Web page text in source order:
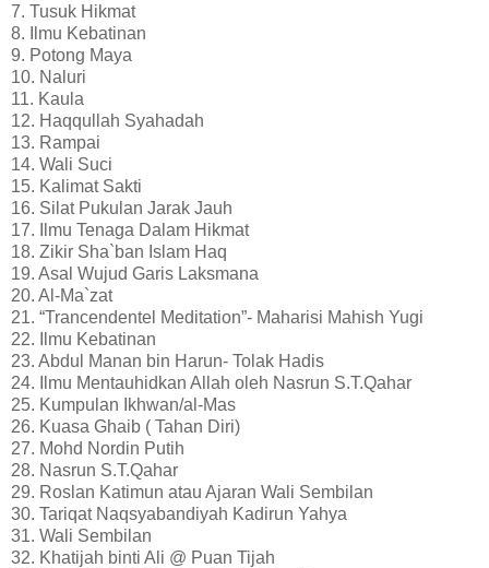
7. Tusuk Hikmat
8. Ilmu Kebatinan
9. Potong Maya
10. Naluri
11. Kaula
12. Haqqullah Syahadah
13. Rampai
14. Wali Suci
15. Kalimat Sakti
16. Silat Pukulan Jarak Jauh
17. Ilmu Tenaga Dalam Hikmat
18. Zikir Sha`ban Islam Haq
19. Asal Wujud Garis Laksmana
20. Al-Ma`zat
21. “Trancendentel Meditation”- Maharisi Mahish Yugi
22. Ilmu Kebatinan
23. Abdul Manan bin Harun- Tolak Hadis
24. Ilmu Mentauhidkan Allah oleh Nasrun S.T.Qahar
25. Kumpulan Ikhwan/al-Mas
26. Kuasa Ghaib ( Tahan Diri)
27. Mohd Nordin Putih
28. Nasrun S.T.Qahar
29. Roslan Katimun atau Ajaran Wali Sembilan
30. Tariqat Naqsyabandiyah Kadirun Yahya
31. Wali Sembilan
32. Khatijah binti Ali @ Puan Tijah